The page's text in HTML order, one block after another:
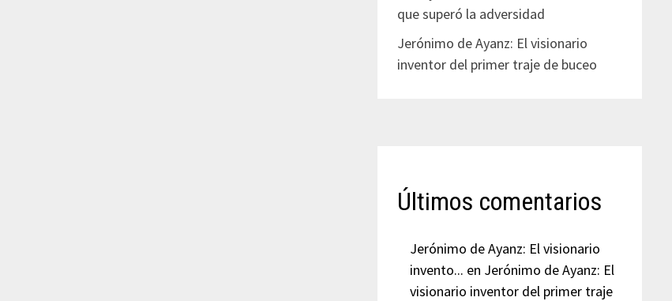
que superó la adversidad
Jerónimo de Ayanz: El visionario
inventor del primer traje de buceo
Últimos comentarios
Jerónimo de Ayanz: El visionario
invento... en Jerónimo de Ayanz: El
visionario inventor del primer traje